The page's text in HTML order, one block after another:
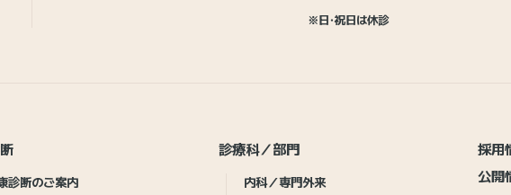
※日・祝日は休診
診断のご案内
診療科／部門
内科／専門外来
採用
公開